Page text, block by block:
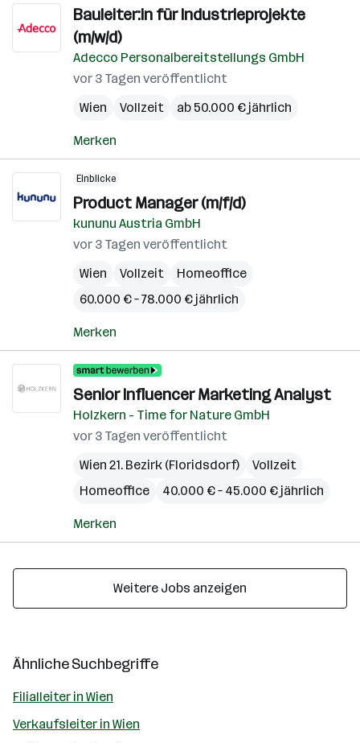
Bauleiter:in für Industrieprojekte
(m/w/d)
Adecco Personalbereitstellungs GmbH
vor 3 Tagen veröffentlicht
Wien
Vollzeit ab 50.000 € jährlich
Merken
Einblicke
Product Manager (m/f/d)
kununu Austria GmbH
vor 3 Tagen veröffentlicht
Wien
Vollzeit
Homeoffice
60.000 € – 78.000 € jährlich
Merken
Senior Influencer Marketing Analyst
Holzkern - Time for Nature GmbH
vor 3 Tagen veröffentlicht
Wien 21. Bezirk (Floridsdorf)
Vollzeit
Homeoffice
40.000 € – 45.000 € jährlich
Merken
Weitere Jobs anzeigen
Ähnliche Suchbegriffe
Filialleiter in Wien
Verkaufsleiter in Wien